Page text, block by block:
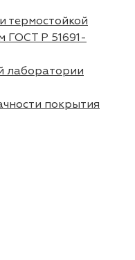
термостойкой
ГОСТ Р 51691-
лаборатории
покрытия